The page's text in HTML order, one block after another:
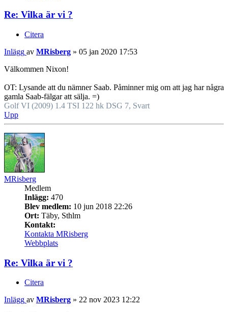
Re: Vilka är vi ?
Citera
Inlägg av MRisberg » 05 jan 2020 17:53
Välkommen Nixon!
OT: Lysande att du nämner Saab. Påminner mig om att jag har några
gamla Saab-fälgar att sälja. =)
Golf VI (2009) 1.4 TSI 122 hk DSG 7, Svart
Upp
MRisberg
Medlem
Inlägg: 470
Blev medlem: 10 jun 2018 22:26
Ort: Täby, Sthlm
Kontakt:
Kontakta MRisberg
Webbplats
Re: Vilka är vi ?
Citera
Inlägg av MRisberg » 22 nov 2023 12:22